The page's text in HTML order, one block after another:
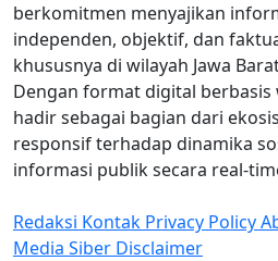
berkomitmen menyajikan
independen, objektif, dan
khususnya di wilayah Jawa
Dengan format digital berbasis
hadir sebagai bagian dari
responsif terhadap dinamika
informasi publik secara real-
Redaksi Kontak Privacy Policy
Media Siber Disclaimer